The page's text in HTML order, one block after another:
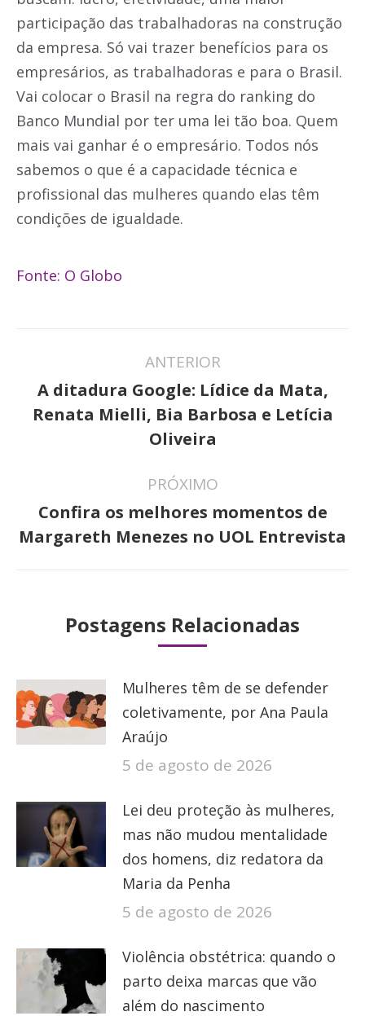
participação das trabalhadoras na construção
da empresa. Só vai trazer benefícios para os
empresários, as trabalhadoras e para o Brasil.
Vai colocar o Brasil na regra do ranking do
Banco Mundial por ter uma lei tão boa. Quem
mais vai ganhar é o empresário. Todos nós
sabemos o que é a capacidade técnica e
profissional das mulheres quando elas têm
condições de igualdade.
Fonte: O Globo
de
post:
ANTERIOR
Post
anterior:
A ditadura Google: Lídice da Mata,
Renata Mielli, Bia Barbosa e Letícia
Oliveira
PRÓXIMO
Próximo
post:
Confira os melhores momentos de
Margareth Menezes no UOL Entrevista
Postagens Relacionadas
Mulheres têm de se defender
coletivamente, por Ana Paula
Araújo
5 de agosto de 2026
Lei deu proteção às mulheres,
mas não mudou mentalidade
dos homens, diz redatora da
Maria da Penha
5 de agosto de 2026
Violência obstétrica: quando o
parto deixa marcas que vão
além do nascimento